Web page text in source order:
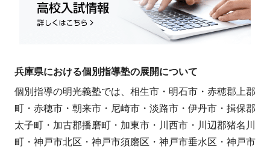
兵庫県における個別指導塾の展開について
個別指導の明光義塾では、相生市・明石市・赤穂郡上郡
町・赤穂市・朝来市・尼崎市・淡路市・伊丹市・揖保郡
太子町・加古郡播磨町・加東市・川西市・川辺郡猪名川
町・神戸市北区・神戸市須磨区・神戸市垂水区・神戸市